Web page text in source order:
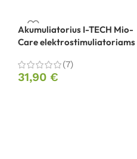
Akumuliatorius I-TECH Mio-
Care elektrostimuliatoriams
(7)
31,90 €